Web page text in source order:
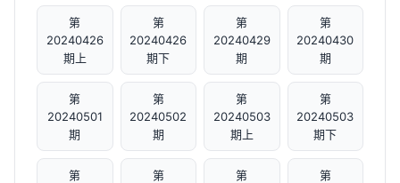
第
20240426
期上
第
20240426
期下
第
20240429
期
第
20240430
期
第
20240501
期
第
20240502
期
第
20240503
期上
第
20240503
期下
第
第
第
第